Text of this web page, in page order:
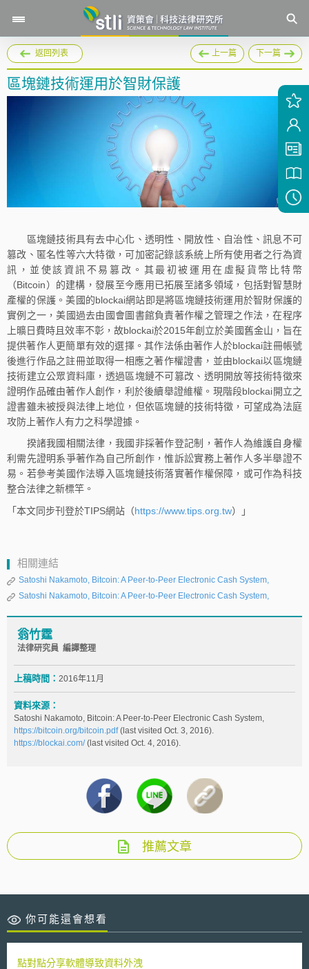
返回列表 上一篇 下一篇
區塊鏈技術運用於智財保護
區塊鏈技術具有去中心化、透明性、開放性、自治性、訊息不可
篡改、匿名性等六大特徵，可加密記錄該系統上所有使用者之行為資
訊，並使該資訊不易篡改。其最初被運用在虛擬貨幣比特幣
（Bitcoin）的建構，發展至今應用已拓展至諸多領域，包括對智慧財
產權的保護。美國的blockai網站即是將區塊鏈技術運用於智財保護的
實例之一，美國過去由國會圖書館負責著作權之管理之作法，在程序
上曠日費時且效率不彰，故blockai於2015年創立於美國舊金山，旨在
提供著作人更簡單有效的選擇。其作法係由著作人於blockai註冊帳號
後進行作品之註冊並取得一相應之著作權證書，並由blockai以區塊鏈
技術建立公眾資料庫，透過區塊鏈不可篡改、透明開放等技術特徵來
證明作品確由著作人創作，利於後續舉證維權。現階段blockai開立之
證書雖未被授與法律上地位，但依區塊鏈的技術特徵，可望成為法庭
攻防上著作人有力之科學證據。
揆諸我國相關法律，我國非採著作登記制，著作人為維護自身權
利需先證明系爭著作為自己所創作，惟訴訟實務上著作人多半舉證不
易。若參考美國作法導入區塊鏈技術落實著作權保障，或可作為科技
整合法律之新標竿。
「本文同步刊登於TIPS網站（https://www.tips.org.tw）」
相關連結
Satoshi Nakamoto, Bitcoin: A Peer-to-Peer Electronic Cash System,
Satoshi Nakamoto, Bitcoin: A Peer-to-Peer Electronic Cash System,
翁竹霆
法律研究員 編譯整理
上稿時間： 2016年11月
資料來源：
Satoshi Nakamoto, Bitcoin: A Peer-to-Peer Electronic Cash System,
https://bitcoin.org/bitcoin.pdf(last visited Oct. 3, 2016).
https://blockai.com/(last visited Oct. 4, 2016).
推薦文章
你可能還會想看
點對點分享軟體導致資料外洩